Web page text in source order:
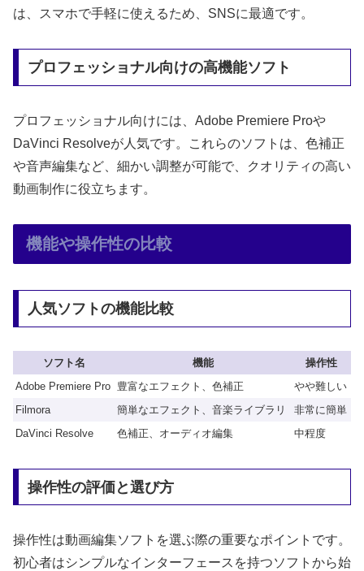
は、スマホで手軽に使えるため、SNSに最適です。
プロフェッショナル向けの高機能ソフト
プロフェッショナル向けには、Adobe Premiere Proや
DaVinci Resolveが人気です。これらのソフトは、色補正
や音声編集など、細かい調整が可能で、クオリティの高い
動画制作に役立ちます。
機能や操作性の比較
人気ソフトの機能比較
ソフト名 機能
操作性
Adobe Premiere Pro 豊富なエフェクト、色補正
やや難しい
Filmora
簡単なエフェクト、音楽ライブラリ
非常に簡単
DaVinci Resolve
色補正、オーディオ編集 中程度
操作性の評価と選び方
操作性は動画編集ソフトを選ぶ際の重要なポイントです。
初心者はシンプルなインターフェースを持つソフトから始